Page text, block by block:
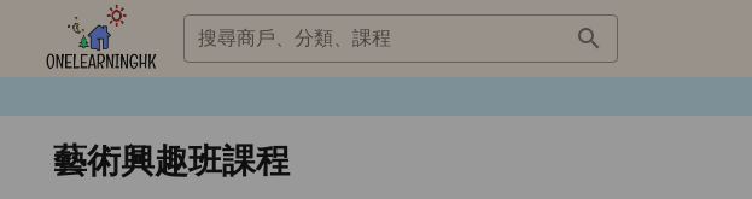
搜尋商戶、分類、課程
藝術興趣班課程